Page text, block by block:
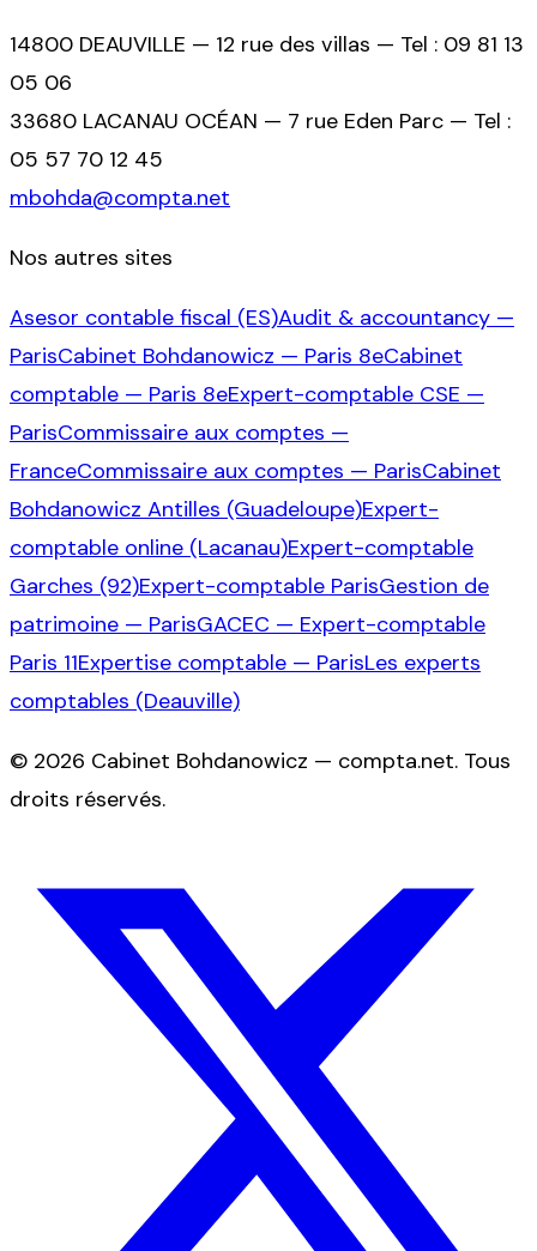
14800 DEAUVILLE — 12 rue des villas — Tel : 09 81 13
05 06
33680 LACANAU OCÉAN — 7 rue Eden Parc — Tel :
05 57 70 12 45
mbohda@compta.net
Nos autres sites
Asesor contable fiscal (ES)Audit & accountancy —
ParisCabinet Bohdanowicz — Paris 8eCabinet
comptable — Paris 8eExpert-comptable CSE —
ParisCommissaire aux comptes —
FranceCommissaire aux comptes — ParisCabinet
Bohdanowicz Antilles (Guadeloupe)Expert-
comptable online (Lacanau)Expert-comptable
Garches (92)Expert-comptable ParisGestion de
patrimoine — ParisGACEC — Expert-comptable
Paris 11Expertise comptable — ParisLes experts
comptables (Deauville)
© 2026 Cabinet Bohdanowicz — compta.net. Tous
droits réservés.